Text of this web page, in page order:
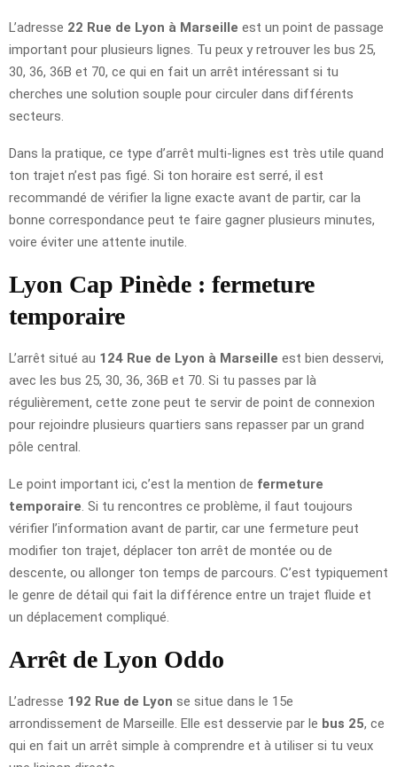
L’adresse 22 Rue de Lyon à Marseille est un point de passage
important pour plusieurs lignes. Tu peux y retrouver les bus 25,
30, 36, 36B et 70, ce qui en fait un arrêt intéressant si tu
cherches une solution souple pour circuler dans différents
secteurs.
Dans la pratique, ce type d’arrêt multi-lignes est très utile quand
ton trajet n’est pas figé. Si ton horaire est serré, il est
recommandé de vérifier la ligne exacte avant de partir, car la
bonne correspondance peut te faire gagner plusieurs minutes,
voire éviter une attente inutile.
Lyon Cap Pinède : fermeture
temporaire
L’arrêt situé au 124 Rue de Lyon à Marseille est bien desservi,
avec les bus 25, 30, 36, 36B et 70. Si tu passes par là
régulièrement, cette zone peut te servir de point de connexion
pour rejoindre plusieurs quartiers sans repasser par un grand
pôle central.
Le point important ici, c’est la mention de fermeture
temporaire . Si tu rencontres ce problème, il faut toujours
vérifier l’information avant de partir, car une fermeture peut
modifier ton trajet, déplacer ton arrêt de montée ou de
descente, ou allonger ton temps de parcours. C’est typiquement
le genre de détail qui fait la différence entre un trajet fluide et
un déplacement compliqué.
Arrêt de Lyon Oddo
L’adresse 192 Rue de Lyon se situe dans le 15e
arrondissement de Marseille. Elle est desservie par le bus 25, ce
qui en fait un arrêt simple à comprendre et à utiliser si tu veux